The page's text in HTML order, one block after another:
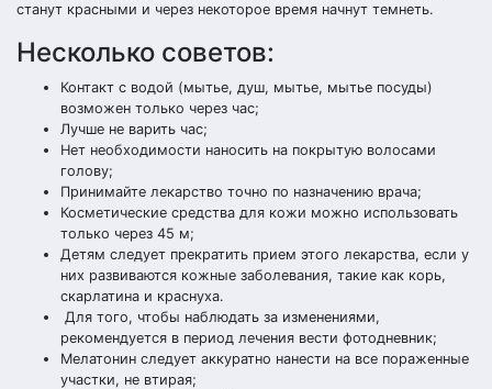
станут красными и через некоторое время начнут темнеть.
Несколько советов:
Контакт с водой (мытье, душ, мытье, мытье посуды)
возможен только через час;
Лучше не варить час;
Нет необходимости наносить на покрытую волосами
голову;
Принимайте лекарство точно по назначению врача;
Косметические средства для кожи можно использовать
только через 45 м;
Детям следует прекратить прием этого лекарства, если у
них развиваются кожные заболевания, такие как корь,
скарлатина и краснуха.
Для того, чтобы наблюдать за изменениями,
рекомендуется в период лечения вести фотодневник;
Мелатонин следует аккуратно нанести на все пораженные
участки, не втирая;